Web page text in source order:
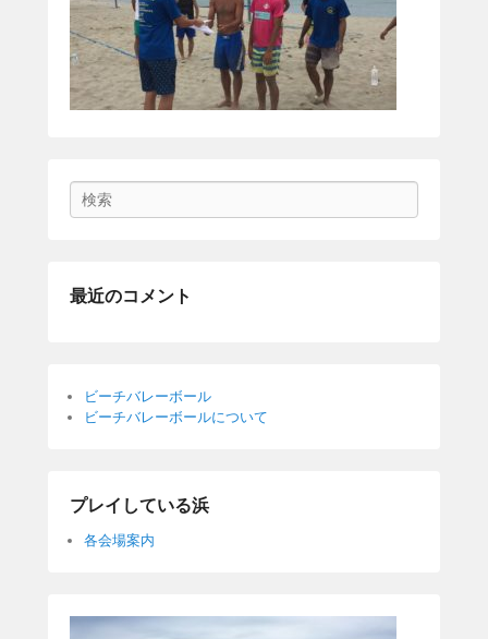
Search
最近のコメント
ビーチバレーボール
ビーチバレーボールについて
プレイしている浜
各会場案内